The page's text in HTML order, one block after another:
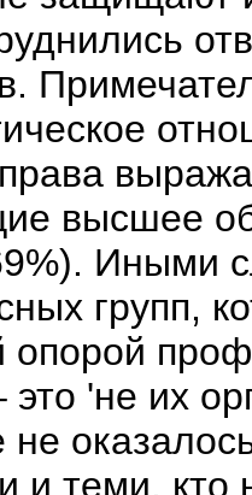
высшее
Иными
групп,
опорой
'не их
не
теми, кто